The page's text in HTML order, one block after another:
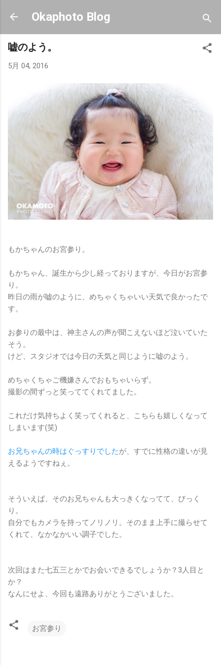
スキップしてメイン コンテンツに移動
Okaphoto Blog
嘘のよう。
5月 04, 2016
もかちゃんのお宮参り。
もかちゃん、誕生から少し経っておりますが、今日がお宮参
り。
昨日の雨が嘘のように、めちゃくちゃいい天気で良かったで
す。
お参りの最中は、神主さんの声が聞こえないほど泣いていた
そう。
けど、スタジオでは今日の天気と同じように嘘のよう。
めちゃくちゃご機嫌さんでおもちゃいらず。
撮影の間ずっと笑っててくれてました。
これだけ気持ちよく笑ってくれると、こちらも嬉しくなって
しまいます(笑)
お兄ちゃんの時はぐっすりでしたが、すでに性格の違いが見
えるようですねぇ。
そういえば、そのお兄ちゃんも大っきくなってて、びっく
り。
自分でもカメラを持ってノリノリ。そのまま上手に撮らせて
くれて、なかなかいい調子でした。
次回はまた七五三とかでお会いできるでしょうか？3人目と
か？
なんにせよ、今回も遠路ありがとうございました。
お宮参り